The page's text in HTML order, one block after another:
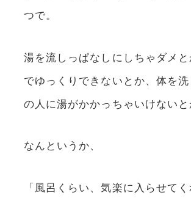
つで。
湯を流しっぱなしにしちゃダメ
でゆっくりできないとか、体を
の人に湯がかかっちゃいけないと
なんというか、
「風呂くらい、気楽に入らせてく